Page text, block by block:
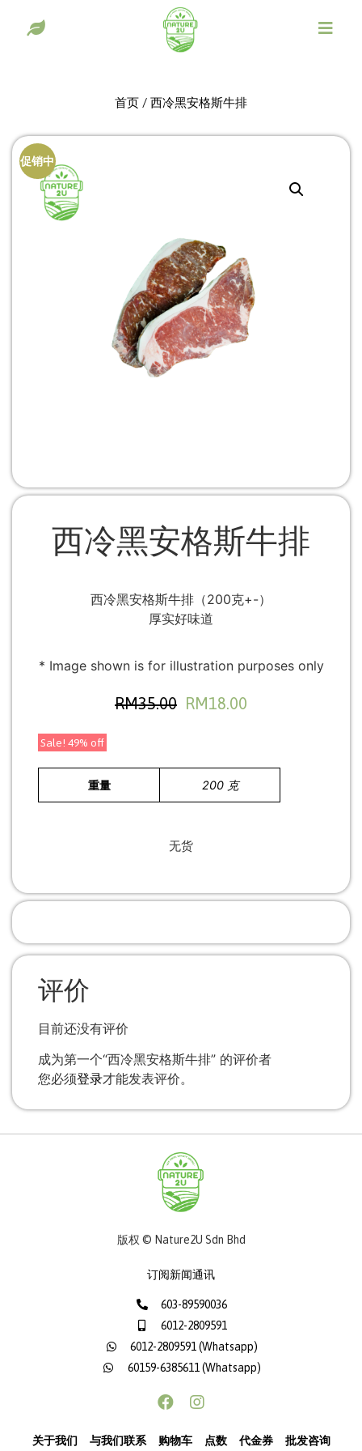
首页 / 西冷黑安格斯牛排
促销中
西冷黑安格斯牛排
西冷黑安格斯牛排（200克+-）
厚实好味道
* Image shown is for illustration purposes only
RM35.00 RM18.00
Sale! 49% off
重量 200 克
无货
评价
目前还没有评价
成为第一个“西冷黑安格斯牛排” 的评价者
您必须登录才能发表评价。
版权 © Nature2U Sdn Bhd
订阅新闻通讯
603-89590036
6012-2809591
6012-2809591 (Whatsapp)
60159-6385611 (Whatsapp)
关于我们 与我们联系 购物车 点数 代金券 批发咨询